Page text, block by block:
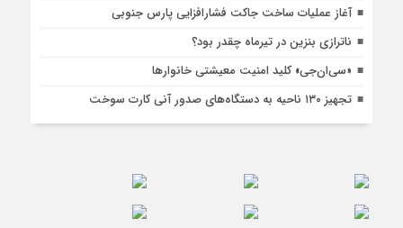
آغاز عملیات ساخت جاکت فشارافزایی پارس جنوبی
ناترازی بنزین در تیرماه چقدر بود؟
«سی‌ان‌جی» کلید امنیت معیشتی خانوارها
تجهیز ۱۳۰ ناحیه به دستگاه‌های صدور آنی کارت سوخت